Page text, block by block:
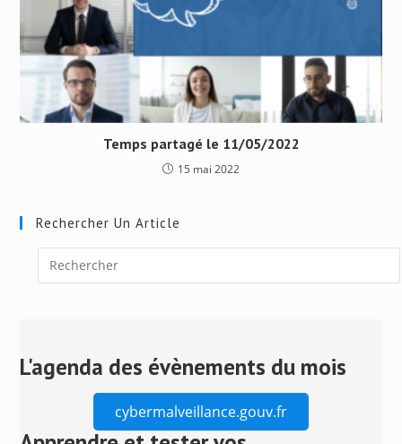
Temps partagé le 11/05/2022
15 mai 2022
Rechercher Un Article
close
L'agenda des évènements du mois
cybermalveillance.gouv.fr